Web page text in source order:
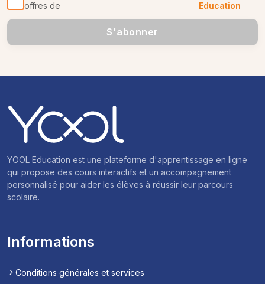
offres de
Education
S'abonner
YOOL Education est une plateforme d'apprentissage en ligne
qui propose des cours interactifs et un accompagnement
personnalisé pour aider les élèves à réussir leur parcours
scolaire.
Informations
Conditions générales et services